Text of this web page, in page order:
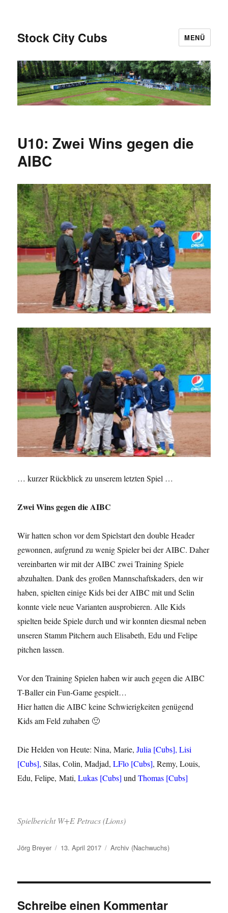
Stock City Cubs MENÜ
U10: Zwei Wins gegen die
AIBC
… kurzer Rückblick zu unserem letzten Spiel …
Zwei Wins gegen die AIBC
Wir hatten schon vor dem Spielstart den double Header
gewonnen, aufgrund zu wenig Spieler bei der AIBC. Daher
vereinbarten wir mit der AIBC zwei Training Spiele
abzuhalten. Dank des großen Mannschaftskaders, den wir
haben, spielten einige Kids bei der AIBC mit und Selin
konnte viele neue Varianten ausprobieren. Alle Kids
spielten beide Spiele durch und wir konnten diesmal neben
unseren Stamm Pitchern auch Elisabeth, Edu und Felipe
pitchen lassen.
Vor den Training Spielen haben wir auch gegen die AIBC
T-Baller ein Fun-Game gespielt…
Hier hatten die AIBC keine Schwierigkeiten genügend
Kids am Feld zuhaben 🙂
Die Helden von Heute: Nina, Marie,Julia [Cubs], Lisi
[Cubs], Silas, Colin, Madjad,LFlo [Cubs], Remy, Louis,
Edu, Felipe, Mati,Lukas [Cubs]undThomas [Cubs]
Spielbericht W+E Petracs (Lions)
Autor
Jörg Breyer
Veröffentlicht
13. April 2017 Kategorien
Archiv (Nachwuchs)
Schreibe einen Kommentar